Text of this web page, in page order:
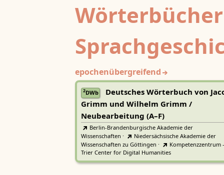
epochenübergreifend
2DWb
Deutsches Wörterbuch von
Grimm und Wilhelm Grimm /
Neubearbeitung (A–F)
Berlin-Brandenburgische Akademie der
Wissenschaften ·
Niedersächsische Akademie der
Wissenschaften zu Göttingen ·
Kompetenzzentrum -
Trier Center for Digital Humanities